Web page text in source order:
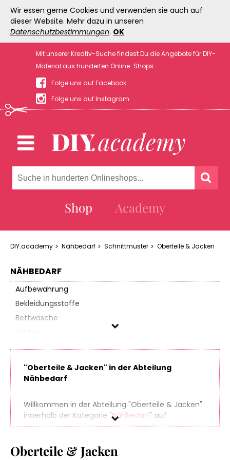
Wir essen gerne Cookies und verwenden sie auch auf
dieser Website. Mehr dazu in unseren
Datenschutzbestimmungen. OK
Mit unserer Kreativ-Suche findest Du die Angebote für DIY-
Material aus hunderten Online-Shops.
Folge uns auf Facebook
Folge uns auf Instagram
Shop Academy
DIY.academy Nähbedarf Schnittmuster Oberteile & Jacken
NÄHBEDARF
Aufbewahrung
Bekleidungsstoffe
Bettwäsche
Dekostoffe
Filz & Bastelstoffe
Gardinenstoffe
Lederverarbeitung
Nähmaschinen
"Oberteile & Jacken" in der Abteilung
Nähbedarf
Willkommen in der Abteilung "Oberteile & Jacken"
innerhalb der Kategorie "Nähbedarf" auf
DIY.Academy, Deinem Ansprechpartner in Sachen
Produkte aus zahlreichen Online-Shops, die sich
Oberteile & Jacken